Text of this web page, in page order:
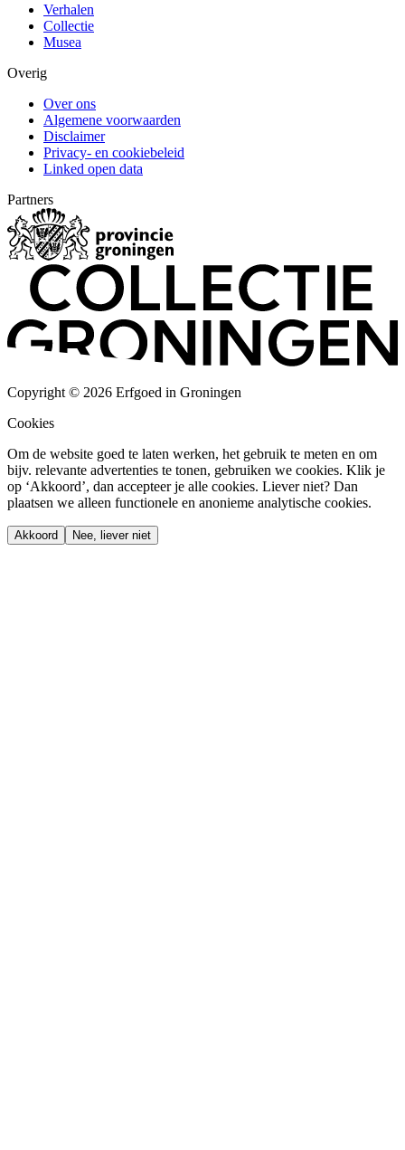
Verhalen
Collectie
Musea
Overig
Over ons
Algemene voorwaarden
Disclaimer
Privacy- en cookiebeleid
Linked open data
Partners
Copyright © 2026 Erfgoed in Groningen
Cookies
Om de website goed te laten werken, het gebruik te meten en om
bijv. relevante advertenties te tonen, gebruiken we cookies. Klik je
op ‘Akkoord’, dan accepteer je alle cookies. Liever niet? Dan
plaatsen we alleen functionele en anonieme analytische cookies.
Akkoord Nee, liever niet